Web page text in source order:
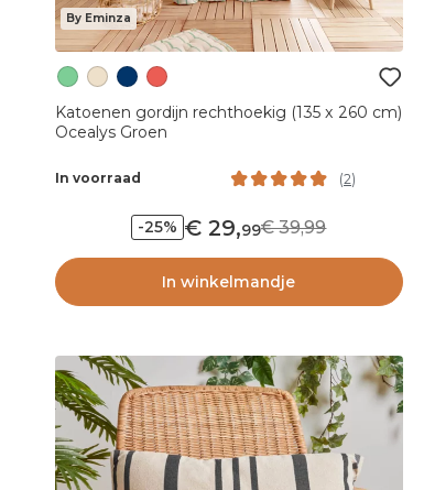
By Eminza
Katoenen gordijn rechthoekig (135 x 260 cm)
Ocealys Groen
In voorraad (2)
-25% 29,9939,99
In winkelmandje